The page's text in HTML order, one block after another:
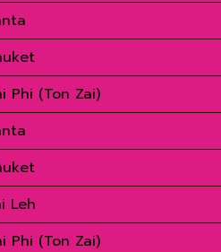
Phi (Ton Zai)
Leh
Phi (Ton Zai)